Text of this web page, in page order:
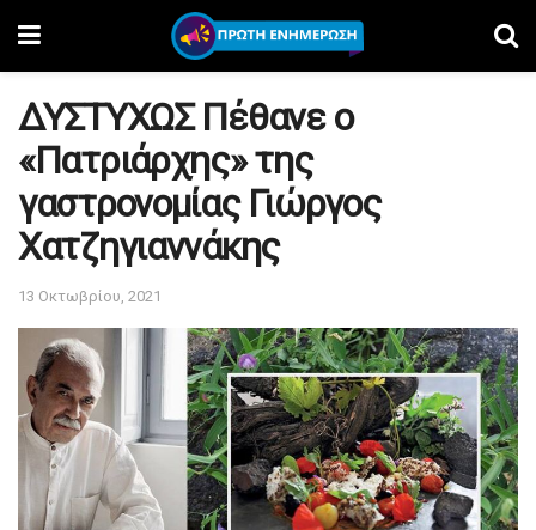
ΔΥΣΤΥΧΩΣ Πέθανε ο
«Πατριάρχης» της
γαστρονομίας Γιώργος
Χατζηγιαννάκης
13 Οκτωβρίου, 2021